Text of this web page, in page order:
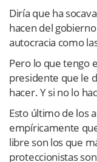
Diría que ha
hacen del
autocracia como
Pero lo que tengo
presidente que le
hacer. Y si no lo
Esto último de los
empíricamente
libre son los que
proteccionistas